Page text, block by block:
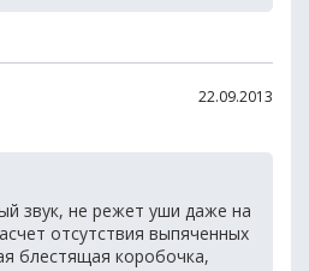
22.09.2013
звук, не режет уши даже на
отсутствия выпяченных
блестящая коробочка,